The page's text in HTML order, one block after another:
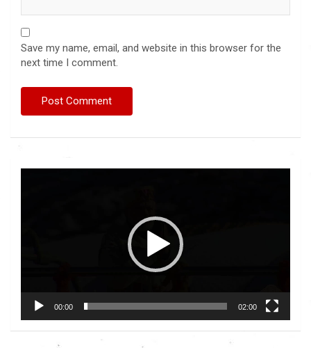
Save my name, email, and website in this browser for the
next time I comment.
00:00 02:00